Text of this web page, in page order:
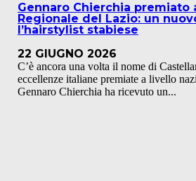
Gennaro Chierchia premiato
Regionale del Lazio: un
l’hairstylist stabiese
22 GIUGNO 2026
C’è ancora una volta il nome di
eccellenze italiane premiate a livello
Gennaro Chierchia ha ricevuto un...